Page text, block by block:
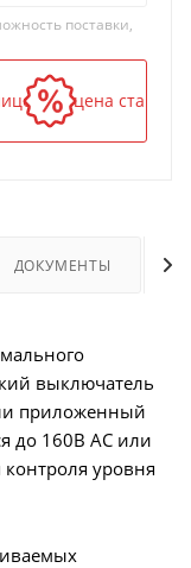
поставки,
— и цена станет
ДОКУМЕНТЫ
выключатель
приложенный
до 160В AC или
контроля уровня